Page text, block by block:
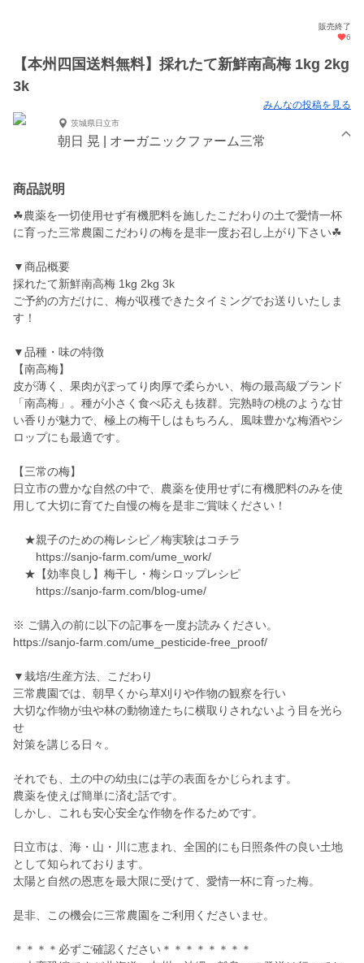
販売終了
6
【本州四国送料無料】採れたて新鮮南高梅 1kg 2kg
3k
みんなの投稿を見る
茨城県日立市
朝日 晃 | オーガニックファーム三常
商品説明
☘農薬を一切使用せず有機肥料を施したこだわりの土で愛情一杯
に育った三常農園こだわりの梅を是非一度お召し上がり下さい☘
▼商品概要
採れたて新鮮南高梅 1kg 2kg 3k
ご予約の方だけに、梅が収穫できたタイミングでお送りいたしま
す！
▼品種・味の特徴
【南高梅】
皮が薄く、果肉がぽってり肉厚で柔らかい、梅の最高級ブランド
「南高梅」。種が小さく食べ応えも抜群。完熟時の桃のような甘
い香りが魅力で、極上の梅干しはもちろん、風味豊かな梅酒やシ
ロップにも最適です。
【三常の梅】
日立市の豊かな自然の中で、農薬を使用せずに有機肥料のみを使
用して大切に育てた自慢の梅を是非ご賞味ください！
★親子のための梅レシピ／梅実験はコチラ
https://sanjo-farm.com/ume_work/
★【効率良し】梅干し・梅シロップレシピ
https://sanjo-farm.com/blog-ume/
※ ご購入の前に以下の記事を一度お読みください。
https://sanjo-farm.com/ume_pesticide-free_proof/
▼栽培/生産方法、こだわり
三常農園では、朝早くから草刈りや作物の観察を行い
大切な作物が虫や林の動物達たちに横取りされないよう目を光ら
せ
対策を講じる日々。
それでも、土の中の幼虫には芋の表面をかじられます。
農薬を使えば簡単に済む話です。
しかし、これも安心安全な作物を作るためです。
日立市は、海・山・川に恵まれ、全国的にも日照条件の良い土地
として知られております。
太陽と自然の恩恵を最大限に受けて、愛情一杯に育った梅。
是非、この機会に三常農園をご利用くださいませ。
＊＊＊＊必ずご確認ください＊＊＊＊＊＊＊＊